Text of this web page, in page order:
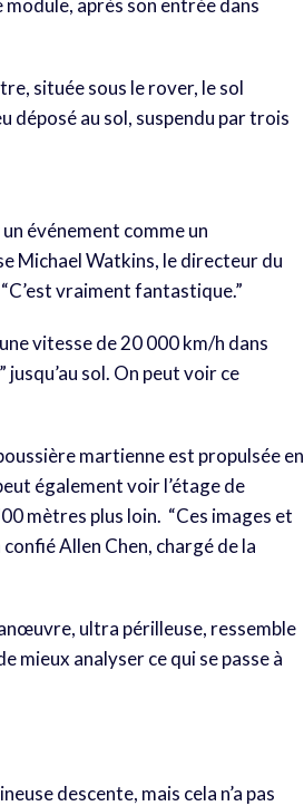
après son entrée dans
située sous le rover, le sol
déposé au sol, suspendu par trois
événement comme un
Michael Watkins, le directeur du
vraiment fantastique.”
vitesse de 20 000 km/h dans
sol. On peut voir ce
martienne est propulsée en
également voir l’étage de
mètres plus loin. “Ces images et
Allen Chen, chargé de la
ultra périlleuse, ressemble
mieux analyser ce qui se passe à
descente, mais cela n’a pas